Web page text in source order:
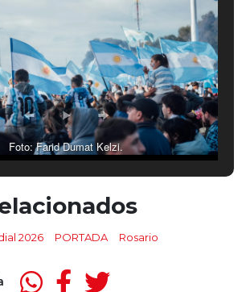
Foto: Farid Dumat Kelzi.
2026 PORTADA Rosario